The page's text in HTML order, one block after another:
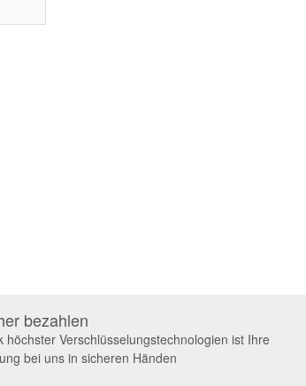
bezahlen
höchster Verschlüsselungstechnologien ist Ihre
bei uns in sicheren Händen